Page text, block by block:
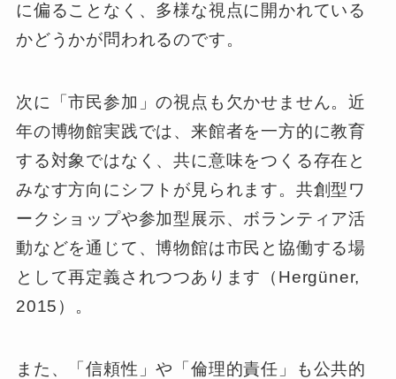
に偏ることなく、多様な視点に開かれている
かどうかが問われるのです。
次に「市民参加」の視点も欠かせません。近
年の博物館実践では、来館者を一方的に教育
する対象ではなく、共に意味をつくる存在と
みなす方向にシフトが見られます。共創型ワ
ークショップや参加型展示、ボランティア活
動などを通じて、博物館は市民と協働する場
として再定義されつつあります（Hergüner,
2015）。
また、「信頼性」や「倫理的責任」も公共的